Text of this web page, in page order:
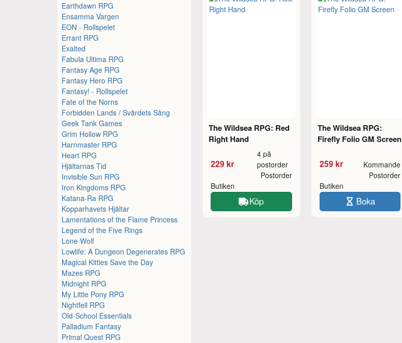
Earthdawn RPG
Ensamma Vargen
EON - Rollspelet
Errant RPG
Exalted
Fabula Ultima RPG
Fantasy Age RPG
Fantasy Hero RPG
Fantasy! - Rollspelet
Fate of the Norns
Forbidden Lands / Svärdets Sång
Geek Tank Games
Grim Hollow RPG
Harnmaster RPG
Heart RPG
Hjältarnas Tid
Invisible Sun RPG
Iron Kingdoms RPG
Katana-Ra RPG
Kopparhavets Hjältar
Lamentations of the Flame Princess
Legend of the Five Rings
Lone Wolf
Lowlife: A Dungeon Degenerates RPG
Magical Kitties Save the Day
Mazes RPG
Midnight RPG
My Little Pony RPG
Nightfell RPG
Old-School Essentials
Palladium Fantasy
Primal Quest RPG
The Wildsea RPG: Red
Right Hand
229 kr
4 på
postorder
Butiken
Postorder
Köp
The Wildsea RPG:
Firefly Folio GM Screen
259 kr Kommande
Butiken
Postorder
Boka